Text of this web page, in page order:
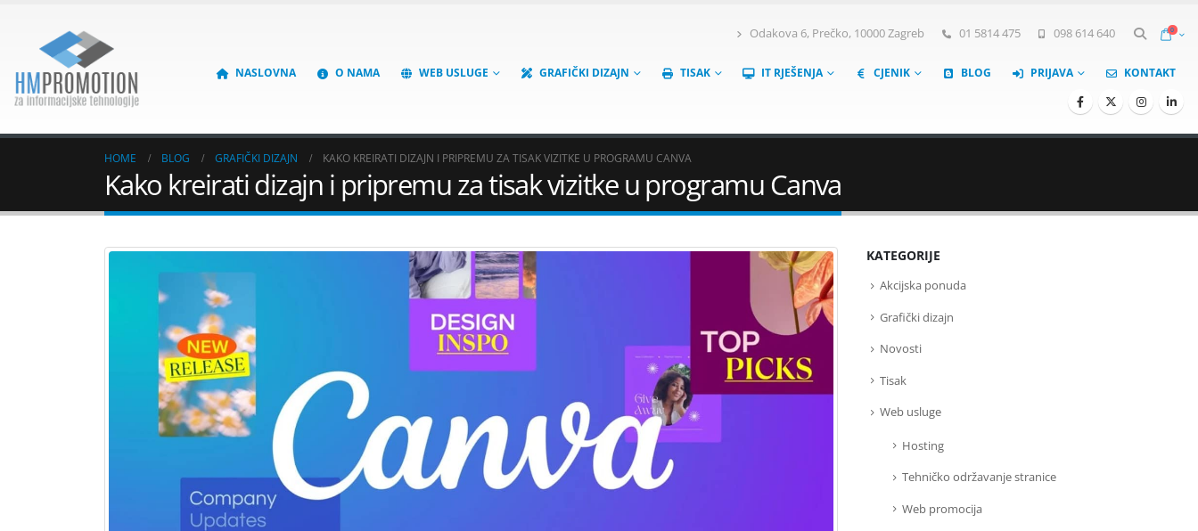
Odakova 6, Prečko, 10000 Zagreb 01 5814 475 098 614 640 0
NASLOVNA O NAMA WEB USLUGE GRAFIČKI DIZAJN TISAK IT RJEŠENJA CJENIK BLOG PRIJAVA KONTAKT
HOME BLOG GRAFIČKI DIZAJN ​​KAKO KREIRATI DIZAJN I PRIPREMU ZA TISAK VIZITKE U PROGRAMU CANVA
​​Kako kreirati dizajn i pripremu za tisak vizitke u programu Canva
KATEGORIJE
Akcijska ponuda
Grafički dizajn
Novosti
Tisak
Web usluge
Hosting
Tehničko održavanje stranice
Web promocija